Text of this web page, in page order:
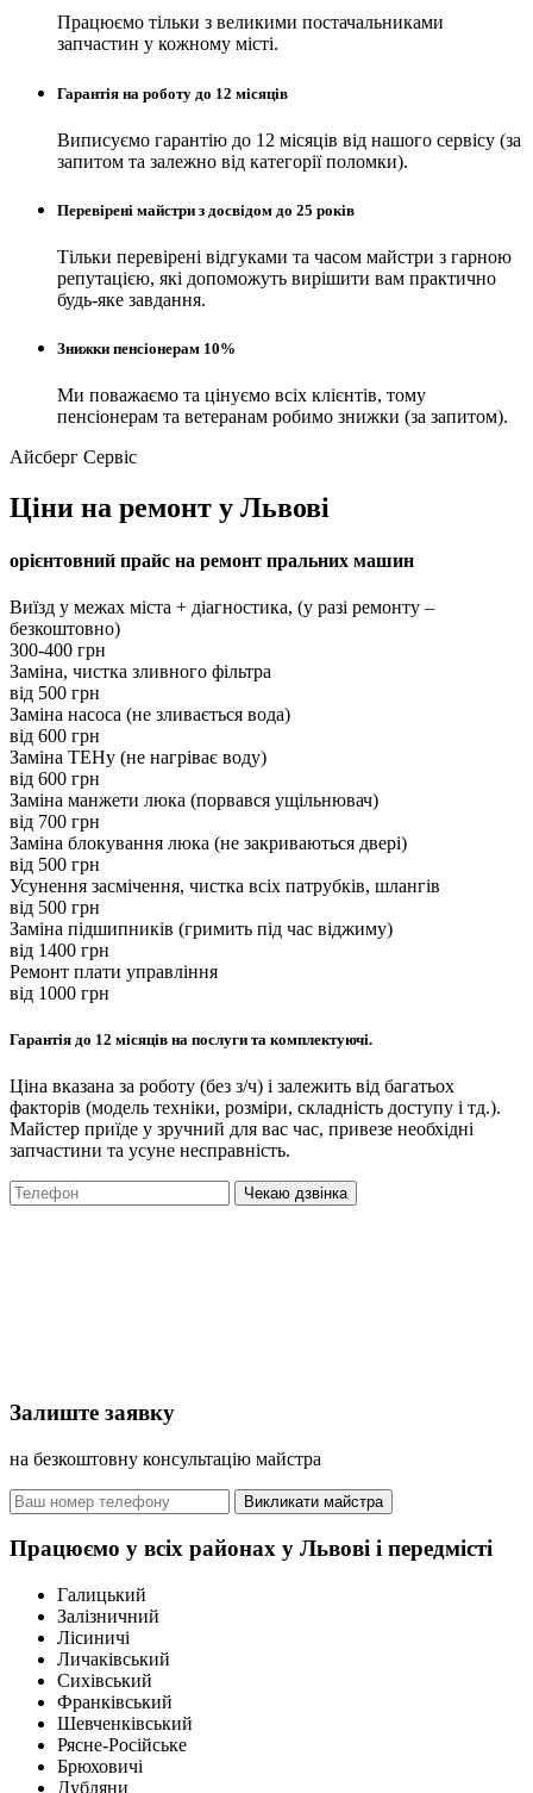
Працюємо тільки з великими постачальниками
запчастин у кожному місті.
Гарантія на роботу до 12 місяців
Виписуємо гарантію до 12 місяців від нашого сервісу (за
запитом та залежно від категорії поломки).
Перевірені майстри з досвідом до 25 років
Тільки перевірені відгуками та часом майстри з гарною
репутацією, які допоможуть вирішити вам практично
будь-яке завдання.
Знижки пенсіонерам 10%
Ми поважаємо та цінуємо всіх клієнтів, тому
пенсіонерам та ветеранам робимо знижки (за запитом).
Айсберг Сервіс
Ціни на ремонт у Львові
орієнтовний прайс на ремонт пральних машин
Виїзд у межах міста + діагностика, (у разі ремонту –
безкоштовно)
300-400 грн
Заміна, чистка зливного фільтра
вiд 500 грн
Заміна насоса (не зливається вода)
вiд 600 грн
Заміна ТЕНу (не нагріває воду)
вiд 600 грн
Заміна манжети люка (порвався ущільнювач)
вiд 700 грн
Заміна блокування люка (не закриваються дверi)
вiд 500 грн
Усунення засмічення, чистка всіх патрубків, шлангів
вiд 500 грн
Заміна підшипників (гримить під час віджиму)
вiд 1400 грн
Ремонт плати управління
вiд 1000 грн
Гарантія до 12 місяців на послуги та комплектуючі.
Ціна вказана за роботу (без з/ч) і залежить від багатьох
факторів (модель техніки, розміри, складність доступу і тд.).
Майстер приїде у зручний для вас час, привезе необхідні
запчастини та усуне несправність.
Чекаю дзвінка
Залиште заявку
на безкоштовну консультацію майстра
Викликати майстра
Працюємо у всіх районах у Львові і передмісті
Галицький
Залізничний
Лісиничі
Личаківський
Сихівський
Франківський
Шевченківський
Рясне-Російське
Брюховичі
Дубляни